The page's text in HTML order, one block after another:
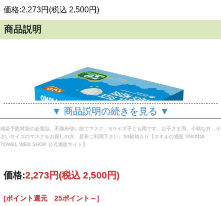
価格:2,273円(税込 2,500円)
商品説明
▼ 商品説明の続きを見る ▼
感染予防対策の必需品、不織布使い捨てマスク、Sサイズ子ども用です。お子さま用、小柄な方…小
さいサイズのマスクをお探しの方、是非ご利用下さい。50枚箱入り【タオルの通販 TAKADA
TOWEL WEB SHOP 公式通販サイト】
価格:2,273円(税込 2,500円)
[ポイント還元 25ポイント～]